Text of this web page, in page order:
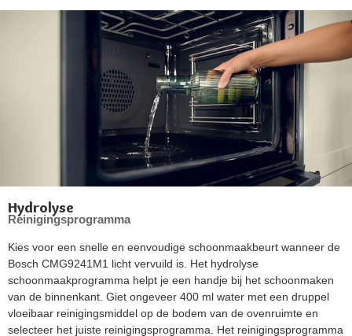
Hydrolyse
Reinigingsprogramma
Kies voor een snelle en eenvoudige schoonmaakbeurt wanneer de
Bosch CMG9241M1 licht vervuild is. Het hydrolyse
schoonmaakprogramma helpt je een handje bij het schoonmaken
van de binnenkant. Giet ongeveer 400 ml water met een druppel
vloeibaar reinigingsmiddel op de bodem van de ovenruimte en
selecteer het juiste reinigingsprogramma. Het reinigingsprogramma